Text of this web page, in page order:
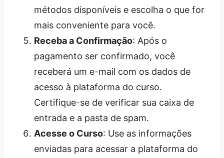
métodos disponíveis e escolha o que for
mais conveniente para você.
Receba a Confirmação: Após o
pagamento ser confirmado, você
receberá um e-mail com os dados de
acesso à plataforma do curso.
Certifique-se de verificar sua caixa de
entrada e a pasta de spam.
Acesse o Curso: Use as informações
enviadas para acessar a plataforma do